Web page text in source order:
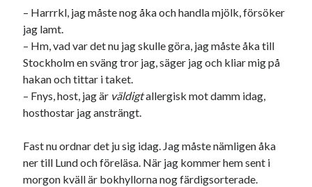
– Harrrkl, jag måste nog åka och handla mjölk, försöker
jag lamt.
– Hm, vad var det nu jag skulle göra, jag måste åka till
Stockholm en sväng tror jag, säger jag och kliar mig på
hakan och tittar i taket.
– Fnys, host, jag är väldigtallergisk mot damm idag,
hosthostar jag ansträngt.
Fast nu ordnar det ju sig idag. Jag måste nämligen åka
ner till Lund och föreläsa. När jag kommer hem sent i
morgon kväll är bokhyllorna nog färdigsorterade.